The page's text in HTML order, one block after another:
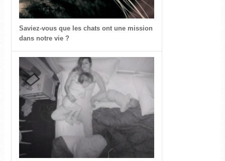
Saviez-vous que les chats ont une mission
dans notre vie ?